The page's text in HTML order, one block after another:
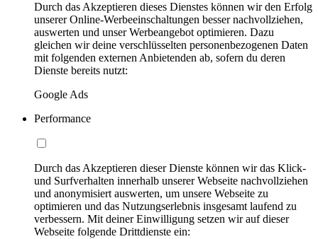
Durch das Akzeptieren dieses Dienstes können wir den Erfolg
unserer Online-Werbeeinschaltungen besser nachvollziehen,
auswerten und unser Werbeangebot optimieren. Dazu
gleichen wir deine verschlüsselten personenbezogenen Daten
mit folgenden externen Anbietenden ab, sofern du deren
Dienste bereits nutzt:
Google Ads
Performance
Durch das Akzeptieren dieser Dienste können wir das Klick-
und Surfverhalten innerhalb unserer Webseite nachvollziehen
und anonymisiert auswerten, um unsere Webseite zu
optimieren und das Nutzungserlebnis insgesamt laufend zu
verbessern. Mit deiner Einwilligung setzen wir auf dieser
Webseite folgende Drittdienste ein: